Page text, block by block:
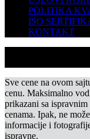
POLITIKA
ISO
KONTAKT
Sve cene na ovom
cenu. Maksimalno
prikazani sa
cenama. Ipak, ne
informacije i
ispravne.